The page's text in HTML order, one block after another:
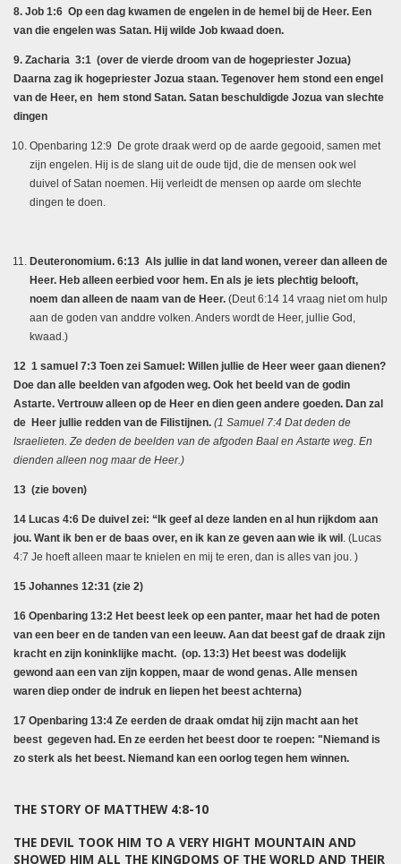
8. Job 1:6 Op een dag kwamen de engelen in de hemel bij de Heer. Een
van die engelen was Satan. Hij wilde Job kwaad doen.
9. Zacharia 3:1 (over de vierde droom van de hogepriester Jozua)
Daarna zag ik hogepriester Jozua staan. Tegenover hem stond een engel
van de Heer, en hem stond Satan. Satan beschuldigde Jozua van slechte
dingen
Openbaring 12:9 De grote draak werd op de aarde gegooid, samen met
zijn engelen. Hij is de slang uit de oude tijd, die de mensen ook wel
duivel of Satan noemen. Hij verleidt de mensen op aarde om slechte
dingen te doen.
Deuteronomium. 6:13 Als jullie in dat land wonen, vereer dan alleen de
Heer. Heb alleen eerbied voor hem. En als je iets plechtig belooft,
noem dan alleen de naam van de Heer. (Deut 6:14 14 vraag niet om hulp
aan de goden van anddre volken. Anders wordt de Heer, jullie God,
kwaad.)
12 1 samuel 7:3 Toen zei Samuel: Willen jullie de Heer weer gaan dienen?
Doe dan alle beelden van afgoden weg. Ook het beeld van de godin
Astarte. Vertrouw alleen op de Heer en dien geen andere goeden. Dan zal
de Heer jullie redden van de Filistijnen. (1 Samuel 7:4 Dat deden de
Israelieten. Ze deden de beelden van de afgoden Baal en Astarte weg. En
dienden alleen nog maar de Heer.)
13 (zie boven)
14 Lucas 4:6 De duivel zei: “Ik geef al deze landen en al hun rijkdom aan
jou. Want ik ben er de baas over, en ik kan ze geven aan wie ik wil . (Lucas
4:7 Je hoeft alleen maar te knielen en mij te eren, dan is alles van jou. )
15 Johannes 12:31 (zie 2)
16 Openbaring 13:2 Het beest leek op een panter, maar het had de poten
van een beer en de tanden van een leeuw. Aan dat beest gaf de draak zijn
kracht en zijn koninklijke macht. (op. 13:3) Het beest was dodelijk
gewond aan een van zijn koppen, maar de wond genas. Alle mensen
waren diep onder de indruk en liepen het beest achterna)
17 Openbaring 13:4 Ze eerden de draak omdat hij zijn macht aan het
beest gegeven had. En ze eerden het beest door te roepen: "Niemand is
zo sterk als het beest. Niemand kan een oorlog tegen hem winnen.
THE STORY OF MATTHEW 4:8-10
THE DEVIL TOOK HIM TO A VERY HIGHT MOUNTAIN AND
SHOWED HIM ALL THE KINGDOMS OF THE WORLD AND THEIR